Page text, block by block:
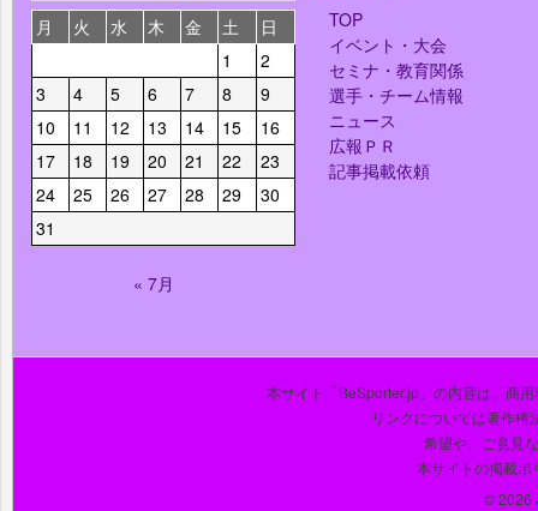
月
火 水 木 金 土
日
1
2
3
4 5 6 7 8
9
10
11 12 13 14 15
16
17
18 19 20 21 22
23
24
25 26 27 28 29
30
31
« 7月
TOP
イベント・大会
セミナ・教育関係
選手・チーム情報
ニュース
広報ＰＲ
記事掲載依頼
本サイト「BeSporter.jp」の内容は、商
リンクについては著作権
希望や、ご意見
本サイトの掲載ポ
© 2026